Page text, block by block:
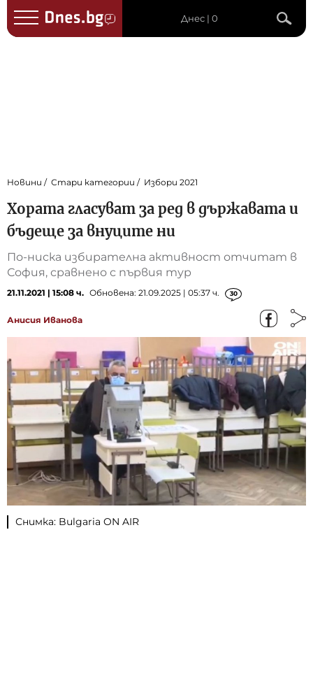
Днес | 0
Новини Стари категории Избори 2021
Хората гласуват за ред в държавата и
бъдеще за внуците ни
По-ниска избирателна активност отчитат в
София, сравнено с първия тур
21.11.2021 | 15:08 ч. Обновена: 21.09.2025 | 05:37 ч. 30
Анисия Иванова
Снимка: Bulgaria ON AIR